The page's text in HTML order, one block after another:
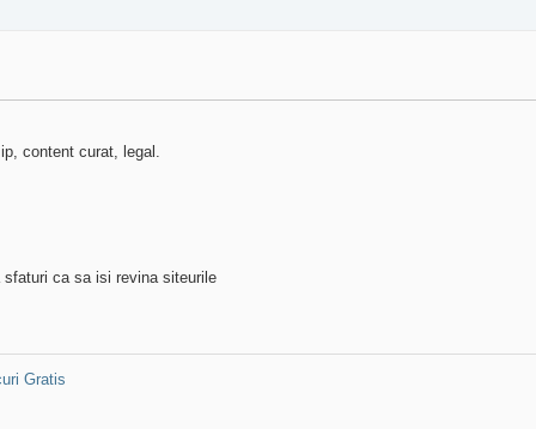
content curat, legal.
ca sa isi revina siteurile
Gratis